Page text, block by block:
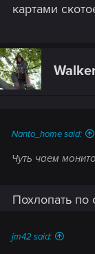
картами
Nanto_home said:
Чуть чаем
Похлопать по
jm42 said: